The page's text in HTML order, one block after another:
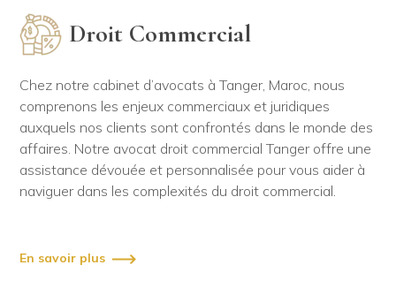
Droit Commercial
Chez notre cabinet d’avocats à Tanger, Maroc, nous
comprenons les enjeux commerciaux et juridiques
auxquels nos clients sont confrontés dans le monde des
affaires. Notre avocat droit commercial Tanger offre une
assistance dévouée et personnalisée pour vous aider à
naviguer dans les complexités du droit commercial.
En savoir plus